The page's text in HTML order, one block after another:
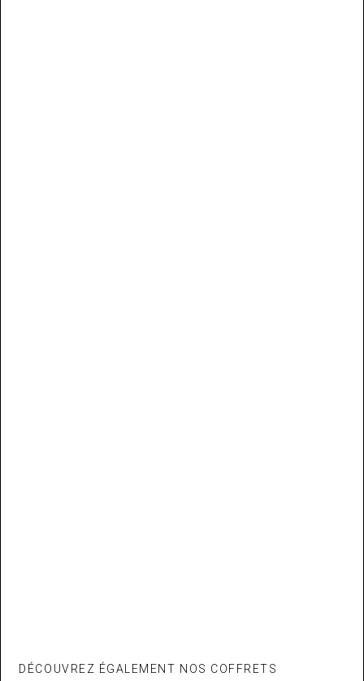
DÉCOUVREZ ÉGALEMENT NOS COFFRETS